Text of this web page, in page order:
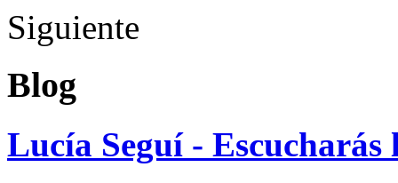
Siguiente
Blog
Lucía Seguí - Escucharás